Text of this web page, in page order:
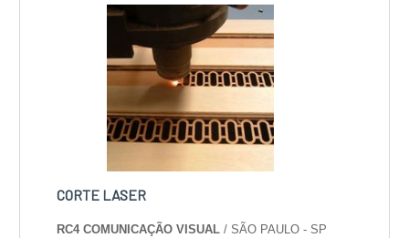
CORTE LASER
RC4 COMUNICAÇÃO VISUAL / SÃO PAULO - SP